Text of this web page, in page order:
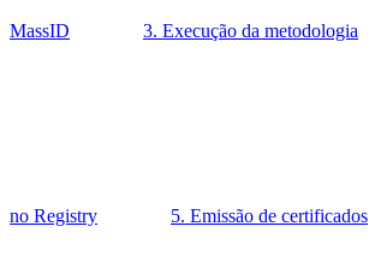
MassID 3. Execução da metodologia
no Registry 5. Emissão de certificados